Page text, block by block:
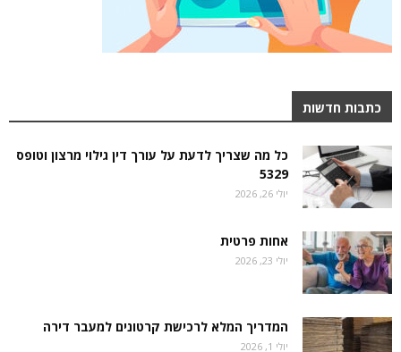
כתבות חדשות
כל מה שצריך לדעת על עורך דין גילוי מרצון וטופס
5329
יולי 26, 2026
אחות פרטית
יולי 23, 2026
המדריך המלא לרכישת קרטונים למעבר דירה
יולי 1, 2026